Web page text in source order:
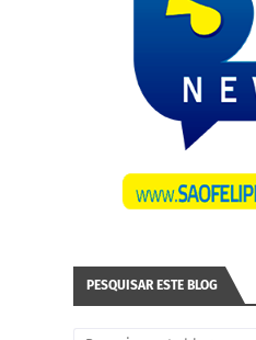
PESQUISAR ESTE BLOG